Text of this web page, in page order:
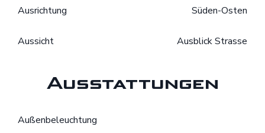
Ausrichtung Süden-Osten
Aussicht Ausblick Strasse
Ausstattungen
Außenbeleuchtung